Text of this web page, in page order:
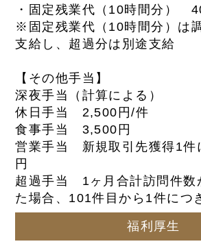
・固定残業代（10時間分）
※固定残業代（10時間分）は
支給し、超過分は別途支給
【その他手当】
深夜手当（計算による）
休日手当 2,500円/件
食事手当 3,500円
営業手当 新規取引先獲得1件
円
超過手当 1ヶ月合計訪問件数
た場合、101件目から1件につ
福利厚生